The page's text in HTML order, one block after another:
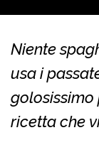
Niente
usa i
golosissimo
ricetta che